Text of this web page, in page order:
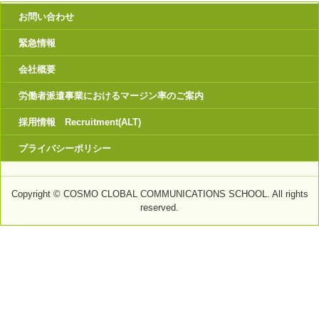
お問い合わせ
緊急情報
会社概要
労働者派遣事業におけるマージン率のご案内
採用情報 Recruitment(ALT)
プライバシーポリシー
Copyright © COSMO CLOBAL COMMUNICATIONS SCHOOL. All rights
reserved.